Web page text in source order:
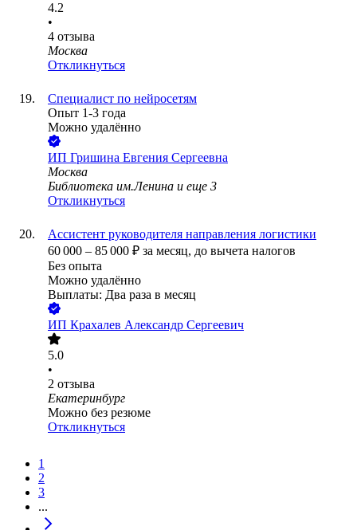
4.2
•
4 отзыва
Москва
Откликнуться
Специалист по нейросетям
Опыт 1-3 года
Можно удалённо
ИП Гришина Евгения Сергеевна
Москва
Библиотека им.Ленина и еще 3
Откликнуться
Ассистент руководителя направления логистики
60 000 – 85 000 ₽ за месяц, до вычета налогов
Без опыта
Можно удалённо
Выплаты: Два раза в месяц
ИП Крахалев Александр Сергеевич
5.0
•
2 отзыва
Екатеринбург
Можно без резюме
Откликнуться
1
2
3
...